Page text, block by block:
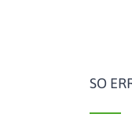
SO